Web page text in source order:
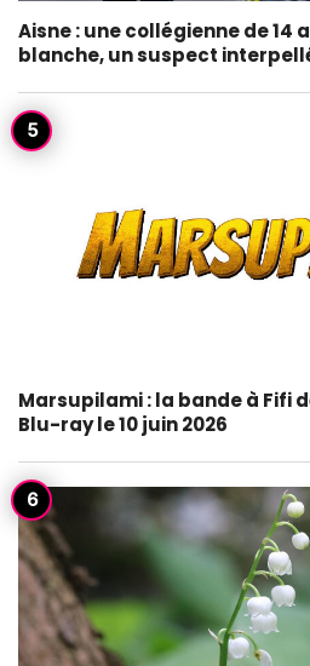
Aisne : une collégienne de 14
blanche, un suspect
Marsupilami : la bande à Fifi
Blu-ray le 10 juin 2026